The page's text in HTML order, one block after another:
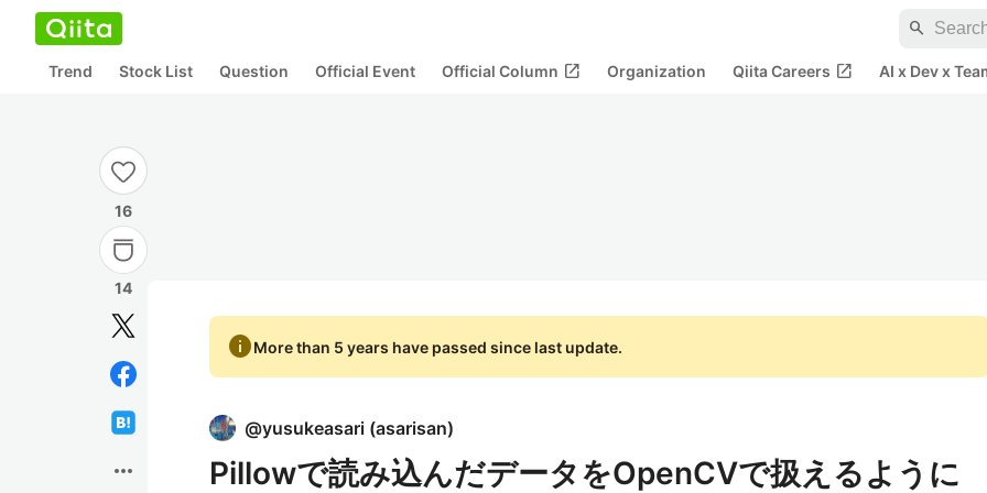
search
Trend Stock List Question Official Event Official Column open_in_new Organization Qiita Careers open_in_new AI x Dev x
16
14
more_horiz
infoMore than 5 years have passed since last update.
@yusukeasari (asarisan)
Pillowで読み込んだデータをOpenCVで扱えるように